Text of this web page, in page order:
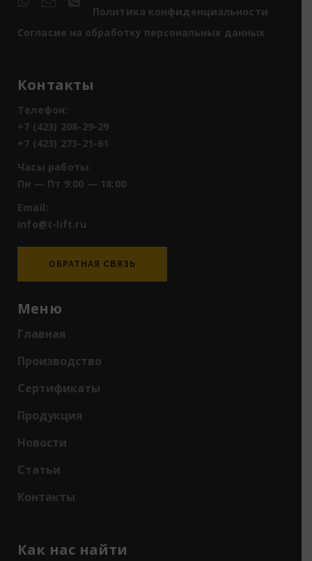
Политика конфиденциальности
Согласие на обработку персональных данных
Контакты
Телефон:
+7 (423) 208-29-29
+7 (423) 273-21-61
Часы работы:
Пн — Пт 9:00 — 18:00
Email:
info@t-lift.ru
ОБРАТНАЯ СВЯЗЬ
Меню
Главная
Производство
Сертификаты
Продукция
Новости
Статьи
Контакты
Как нас найти